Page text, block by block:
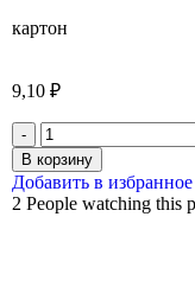
картон
9,10₽
В корзину
Добавить в избранное
2 People watching this